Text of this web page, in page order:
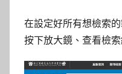
在設定好所有想檢索
按下放大鏡、查看檢索